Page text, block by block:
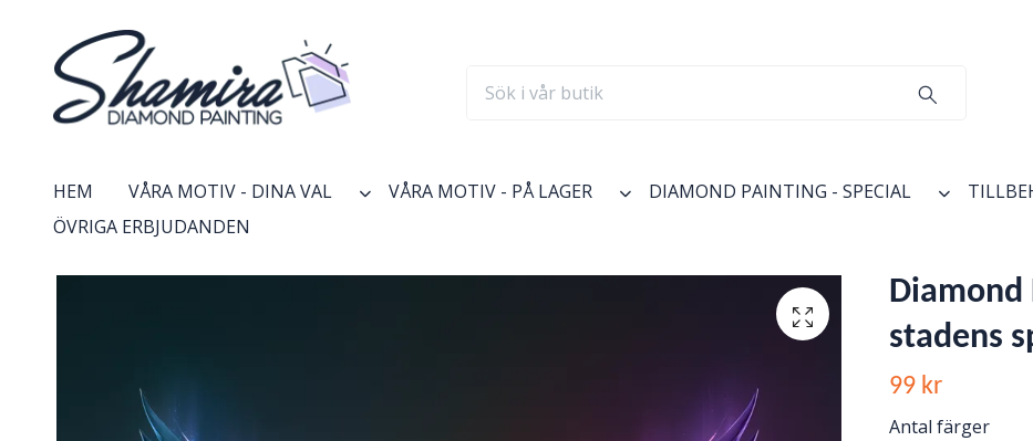
HEM VÅRA MOTIV - DINA VAL VÅRA MOTIV - PÅ LAGER DIAMOND PAINTING - SPECIAL
ÖVRIGA ERBJUDANDEN
Diamond
stadens
99 kr
Antal färger